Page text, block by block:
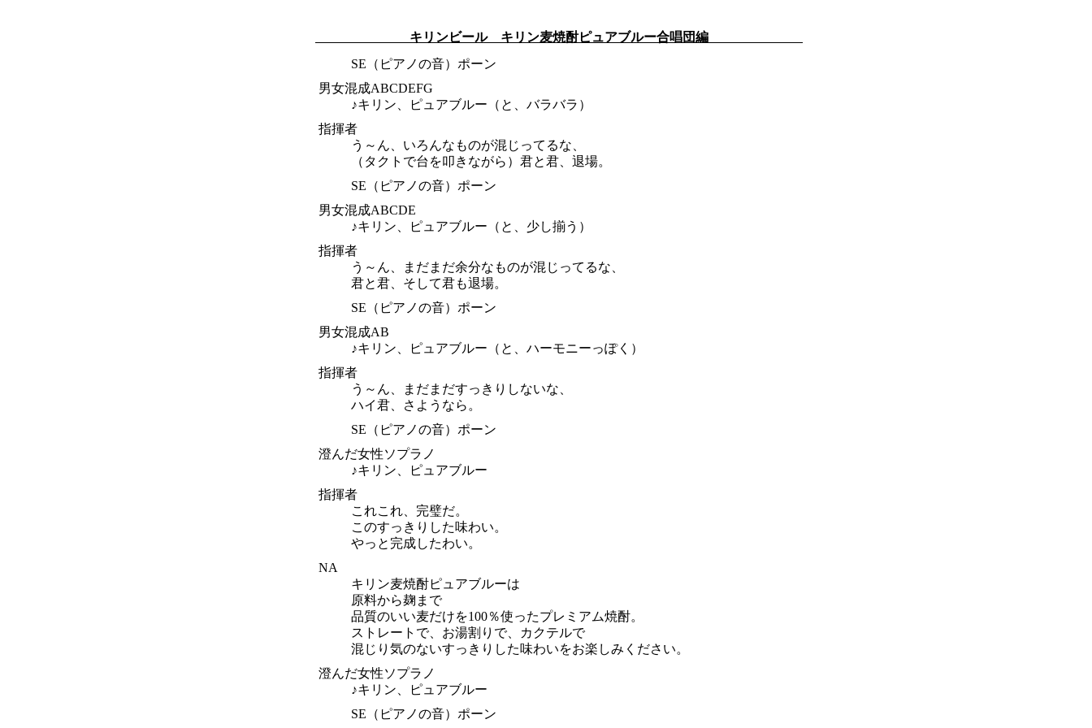
キリンビール キリン麦焼酎ピュアブルー合唱団編
SE（ピアノの音）ポーン
男女混成ABCDEFG
♪キリン、ピュアブルー（と、バラバラ）
指揮者
う～ん、いろんなものが混じってるな、
（タクトで台を叩きながら）君と君、退場。
SE（ピアノの音）ポーン
男女混成ABCDE
♪キリン、ピュアブルー（と、少し揃う）
指揮者
う～ん、まだまだ余分なものが混じってるな、
君と君、そして君も退場。
SE（ピアノの音）ポーン
男女混成AB
♪キリン、ピュアブルー（と、ハーモニーっぽく）
指揮者
う～ん、まだまだすっきりしないな、
ハイ君、さようなら。
SE（ピアノの音）ポーン
澄んだ女性ソプラノ
♪キリン、ピュアブルー
指揮者
これこれ、完璧だ。
このすっきりした味わい。
やっと完成したわい。
NA
キリン麦焼酎ピュアブルーは
原料から麹まで
品質のいい麦だけを100％使ったプレミアム焼酎。
ストレートで、お湯割りで、カクテルで
混じり気のないすっきりした味わいをお楽しみください。
澄んだ女性ソプラノ
♪キリン、ピュアブルー
SE（ピアノの音）ポーン